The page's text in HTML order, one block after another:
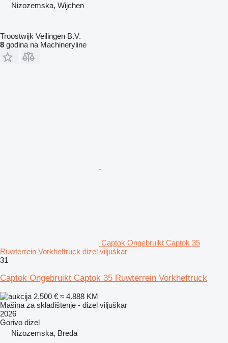
Nizozemska, Wijchen
Troostwijk Veilingen B.V.
8 godina na Machineryline
Captok Ongebruikt Captok 35
Ruwterrein Vorkheftruck dizel viljuškar
31
Captok Ongebruikt Captok 35 Ruwterrein Vorkheftruck
2.500 € ≈ 4.888 KM
Mašina za skladištenje - dizel viljuškar
2026
Gorivo dizel
Nizozemska, Breda